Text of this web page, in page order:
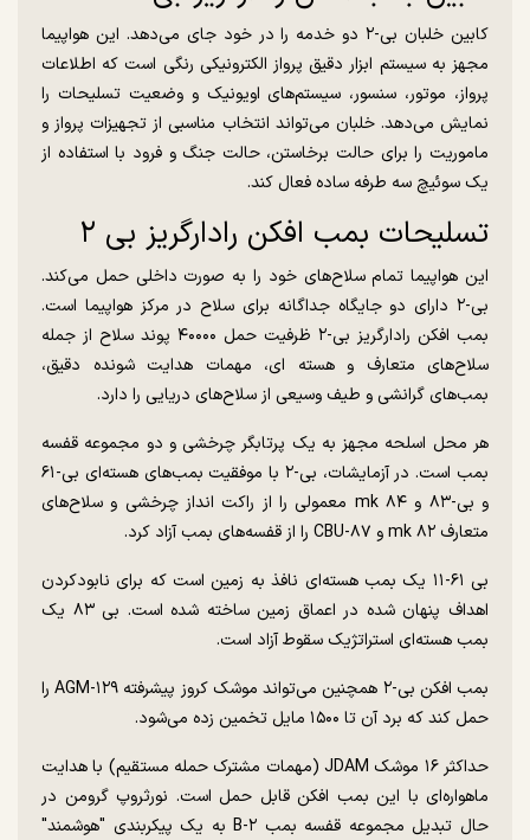
کابین خلبان بی-۲ دو خدمه را در خود جای می‌دهد. این هواپیما
مجهز به سیستم ابزار دقیق پرواز الکترونیکی رنگی است که اطلاعات
پرواز، موتور، سنسور، سیستم‌های اویونیک و وضعیت تسلیحات را
نمایش می‌دهد. خلبان می‌تواند انتخاب مناسبی از تجهیزات پرواز و
ماموریت را برای حالت برخاستن، حالت جنگ و فرود با استفاده از
یک سوئیچ سه طرفه ساده فعال کند.
تسلیحات بمب افکن رادارگریز بی ۲
این هواپیما تمام سلاح‌های خود را به صورت داخلی حمل می‌کند.
بی-۲ دارای دو جایگاه جداگانه برای سلاح در مرکز هواپیما است.
بمب افکن رادارگریز بی-۲ ظرفیت حمل ۴۰۰۰۰ پوند سلاح از جمله
سلاح‌های متعارف و هسته ای، مهمات هدایت شونده دقیق،
بمب‌های گرانشی و طیف وسیعی از سلاح‌های دریایی را دارد.
هر محل اسلحه مجهز به یک پرتابگر چرخشی و دو مجموعه قفسه
بمب است. در آزمایشات، بی-۲ با موفقیت بمب‌های هسته‌ای بی-۶۱
و بی-۸۳ و mk ۸۴ معمولی را از راکت انداز چرخشی و سلاح‌های
متعارف mk ۸۲ و CBU-۸۷ را از قفسه‌های بمب آزاد کرد.
بی ۶۱-۱۱ یک بمب هسته‌ای نافذ به زمین است که برای نابودکردن
اهداف پنهان شده در اعماق زمین ساخته شده است. بی ۸۳ یک
بمب هسته‌ای استراتژیک سقوط آزاد است.
بمب افکن بی-۲ همچنین می‌تواند موشک کروز پیشرفته AGM-۱۲۹ را
حمل کند که برد آن تا ۱۵۰۰ مایل تخمین زده می‌شود.
حداکثر ۱۶ موشک JDAM (مهمات مشترک حمله مستقیم) با هدایت
ماهواره‌ای با این بمب افکن قابل حمل است. نورثروپ گرومن در
حال تبدیل مجموعه قفسه بمب B-۲ به یک پیکربندی "هوشمند"